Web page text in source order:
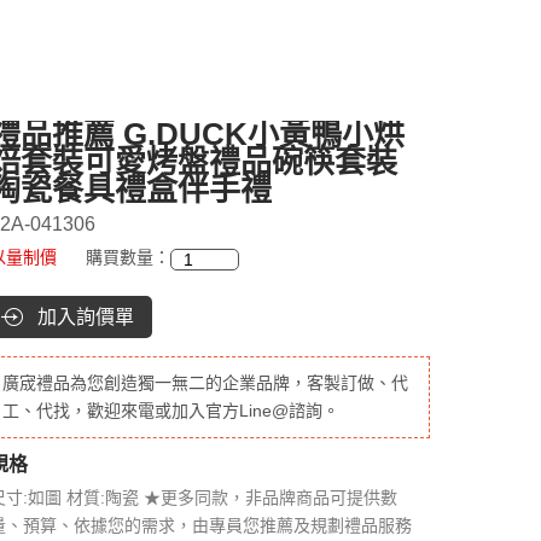
品推薦 G.DUCK小黃鴨小烘
套裝可愛烤盤禮品碗筷套裝
瓷餐具禮盒伴手禮
041306
量制價 購買數量：
加入詢價單
廣宬禮品為您創造獨一無二的企業品牌，客製訂做、代
工、代找，歡迎來電或加入官方Line@諮詢。
格
寸:如圖 材質:陶瓷 ★更多同款，非品牌商品可提供數
、預算、依據您的需求，由專員您推薦及規劃禮品服務